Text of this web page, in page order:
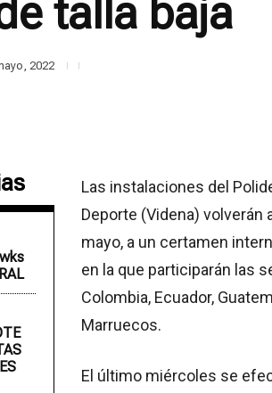
talla baja
2022
Las instalaciones del
Deporte (Videna) volverán
mayo, a un certamen
en la que participarán las
Colombia, Ecuador,
Marruecos.
El último miércoles se